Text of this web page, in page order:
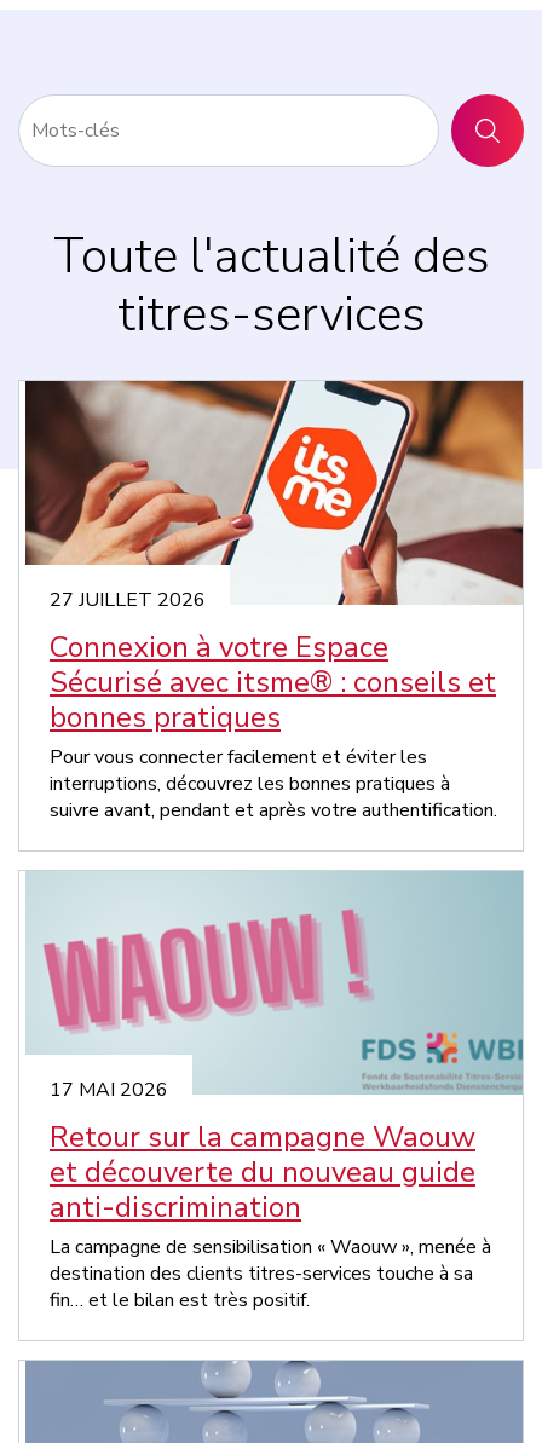
Toute l'actualité des
titres-services
27 JUILLET 2026
Connexion à votre Espace
Sécurisé avec itsme® : conseils et
bonnes pratiques
Pour vous connecter facilement et éviter les
interruptions, découvrez les bonnes pratiques à
suivre avant, pendant et après votre authentification.
17 MAI 2026
Retour sur la campagne Waouw
et découverte du nouveau guide
anti-discrimination
La campagne de sensibilisation « Waouw », menée à
destination des clients titres-services touche à sa
fin… et le bilan est très positif.